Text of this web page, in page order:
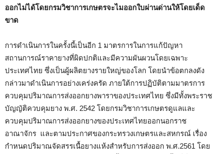
ออกไม่ได้โดยกรมวิชาการเกษตรจะไมออกใบผ่านด่านให้โดยเด็ด
ขาด
การดำเนินการในครั้งนี้เป็นอีก 1 มาตรการในการแก้ปัญหา
สถานการณ์ราคายางที่ผิดปกติและมีความผันผวนโดยเฉพาะ
ประเทศไทย ซึ่งเป็นผู้ผลิตยางรายใหญ่ของโลก โดยนำข้อตกลงดัง
กล่าวมาดำเนินการอย่างเคร่งครัด ภายใต้การปฏิบัติตามมาตรการ
ควบคุมปริมาณการส่งออกยางพาราของประเทศไทย ซึ่งมีทั้งพระราช
บัญญัติควบคุมยาง พ.ศ. 2542 โดยกรมวิชาการเกษตรดูแลและ
ควบคุมปริมาณการส่งออกยางของประเทศไทยออกนอกราช
อาณาจักร และตามประกาศของกระทรวงเกษตรและสหกรณ์ เรื่อง
กำหนดปริมาณจัดสรรเนื้อยางแห้งสำหรับการส่งออก พ.ศ.2561 โดย